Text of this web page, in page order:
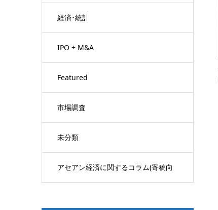
経済･統計
IPO + M&A
Featured
市場調査
未分類
アセアン経済に関するコラム(寄稿向